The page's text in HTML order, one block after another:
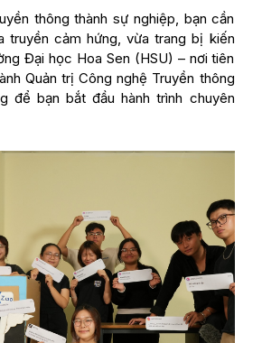
thông thành sự nghiệp, bạn cần
truyền cảm hứng, vừa trang bị kiến
Đại học Hoa Sen (HSU) – nơi tiên
Quản trị Công nghệ Truyền thông
để bạn bắt đầu hành trình chuyên